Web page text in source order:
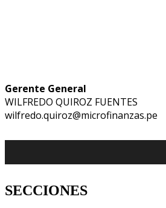
Gerente General
WILFREDO QUIROZ FUENTES
wilfredo.quiroz@microfinanzas.pe
SECCIONES